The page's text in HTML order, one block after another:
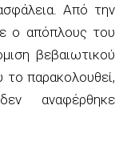
Από την
ο απόπλους του
βεβαιωτικού
παρακολουθεί,
αναφέρθηκε